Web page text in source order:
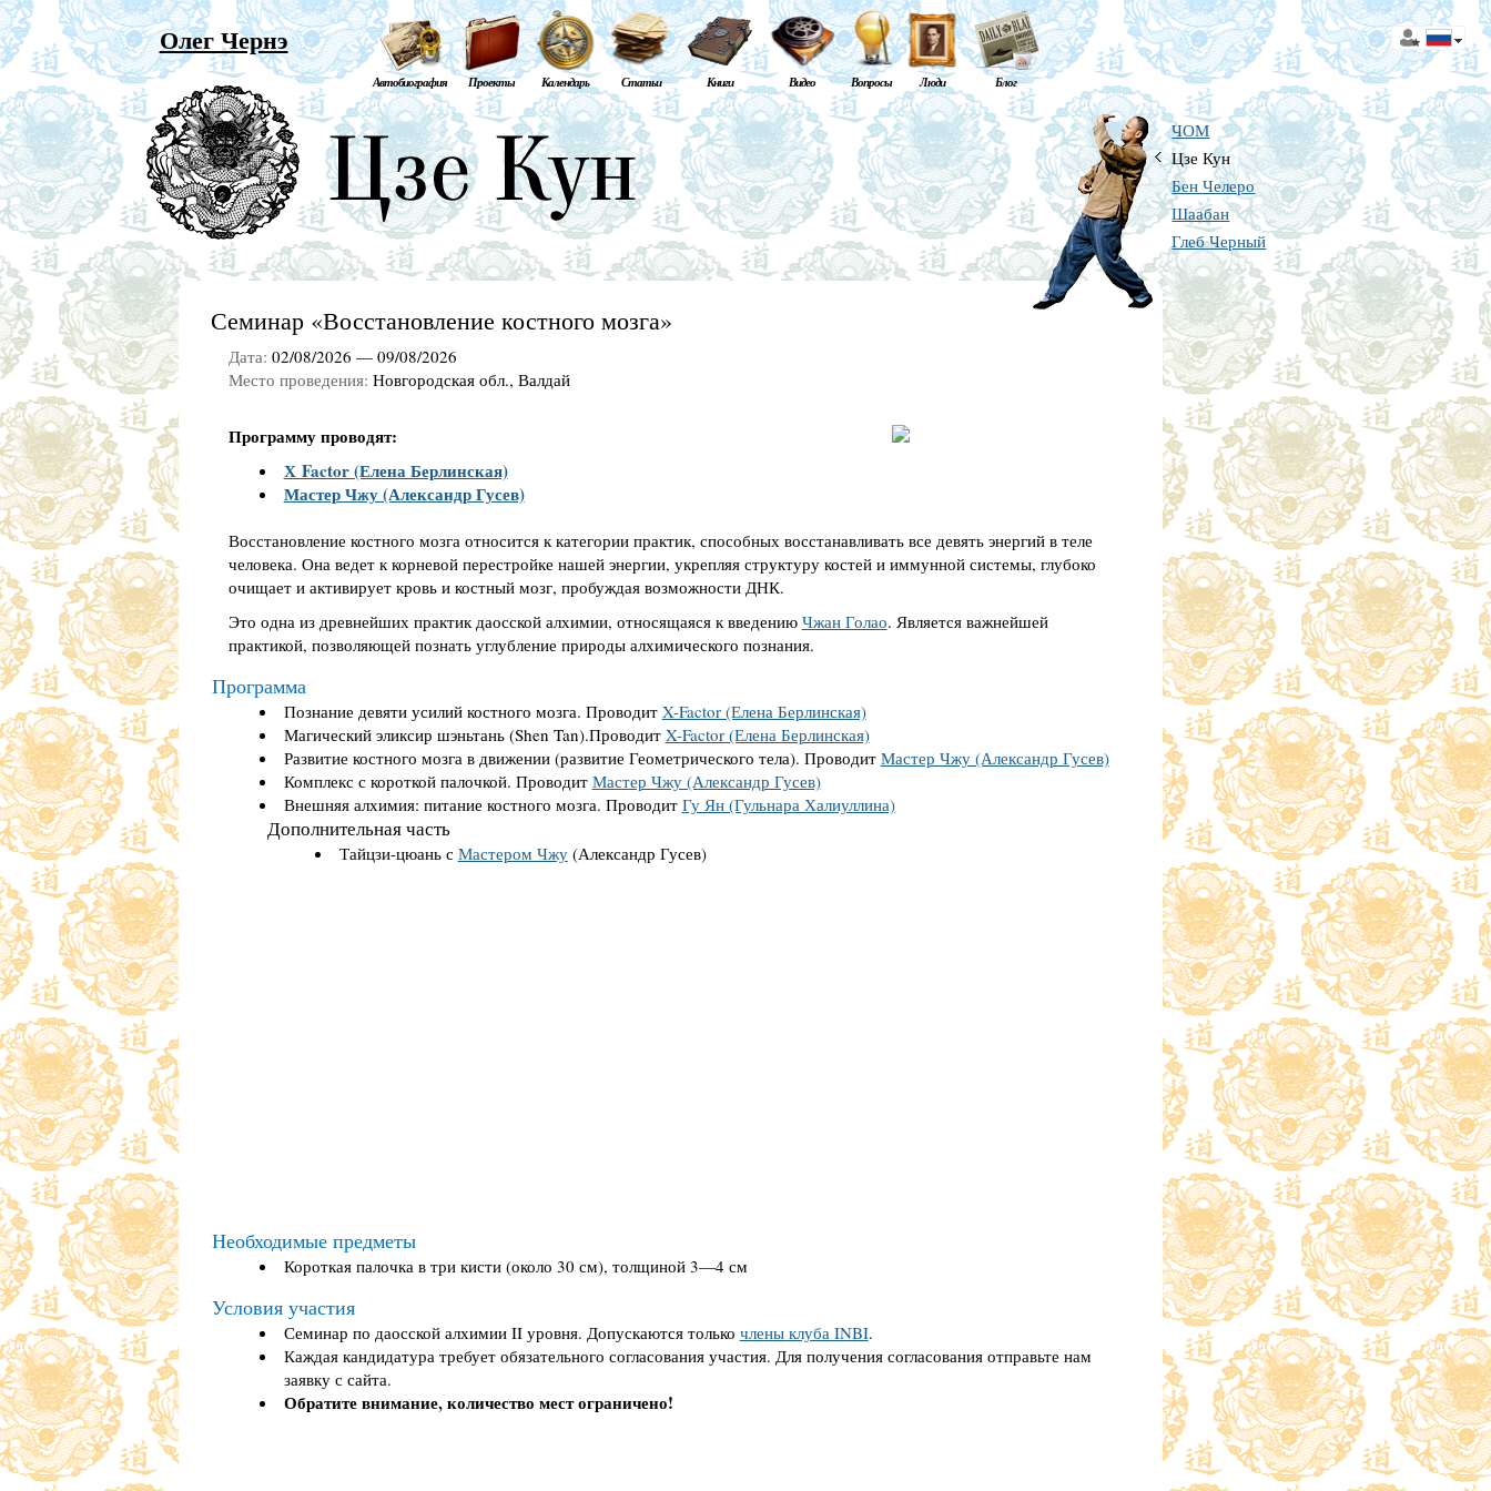
Олег Чернэ
Автобиография Проекты Календарь Статьи Книги Видео Вопросы Люди Блог
ЧОМ
Цзе Кун
Бен Челеро
Шаабан
Глеб Черный
Семинар «Восстановление костного мозга»
Дата: 02/08/2026 — 09/08/2026
Место проведения: Новгородская обл., Валдай
Программу проводят:
Х Factor (Елена Берлинская)
Мастер Чжу (Александр Гусев)
Восстановление костного мозга относится к категории практик, способных восстанавливать все девять энергий в теле
человека. Она ведет к корневой перестройке нашей энергии, укрепляя структуру костей и иммунной системы, глубоко
очищает и активирует кровь и костный мозг, пробуждая возможности ДНК.
Это одна из древнейших практик даосской алхимии, относящаяся к введению Чжан Голао. Является важнейшей
практикой, позволяющей познать углубление природы алхимического познания.
Программа
Познание девяти усилий костного мозга. Проводит X-Factor (Елена Берлинская)
Магический эликсир шэньтань (Shen Tan).Проводит X-Factor (Елена Берлинская)
Развитие костного мозга в движении (развитие Геометрического тела). Проводит Мастер Чжу (Александр Гусев)
Комплекс с короткой палочкой. Проводит Мастер Чжу (Александр Гусев)
Внешняя алхимия: питание костного мозга. Проводит Гу Ян (Гульнара Халиуллина)
Дополнительная часть
Тайцзи-цюань с Мастером Чжу(Александр Гусев)
Необходимые предметы
Короткая палочка в три кисти (около 30 см), толщиной 3—4 см
Условия участия
Семинар по даосской алхимии II уровня. Допускаются только члены клуба INBI.
Каждая кандидатура требует обязательного согласования участия. Для получения согласования отправьте нам
заявку с сайта.
Обратите внимание, количество мест ограничено!